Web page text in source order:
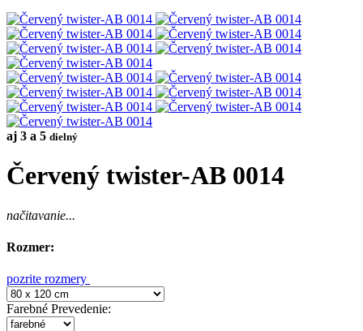
aj 3 a 5 dielný
Červený twister-AB 0014
načitavanie...
Rozmer:
pozrite rozmery
Farebné Prevedenie: